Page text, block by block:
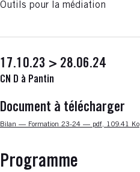
Outils pour la médiation
17.10.23 > 28.06.24
CN D à Pantin
Document à télécharger
Nouvelle fenêtre
Bilan — Formation 23-24 — pdf, 109.41 Ko
Programme